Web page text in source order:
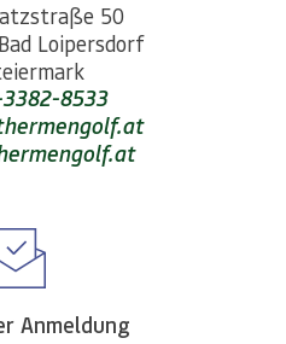
50
Loipersdorf
8533
Anmeldung